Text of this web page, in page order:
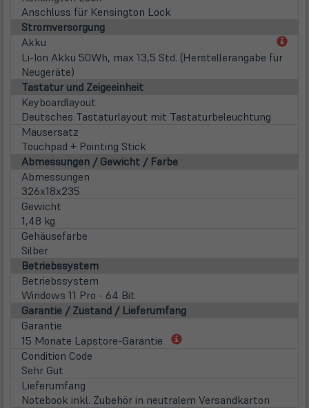
Anschluss für Kensington Lock
Stromversorgung
Akku
Li-Ion Akku 50Wh, max 13,5 Std. (Herstellerangabe für
Neugeräte)
Tastatur und Zeigeeinheit
Keyboardlayout
Deutsches Tastaturlayout mit Tastaturbeleuchtung
Mausersatz
Touchpad + Pointing Stick
Abmessungen / Gewicht / Farbe
Abmessungen
326x18x235
Gewicht
1,48 kg
Gehäusefarbe
Silber
Betriebssystem
Betriebssystem
Windows 11 Pro - 64 Bit
Garantie / Zustand / Lieferumfang
Garantie
15 Monate Lapstore-Garantie
(öffnet
Condition Code
Sehr Gut
Lieferumfang
Notebook inkl. Zubehör in neutralem Versandkarton